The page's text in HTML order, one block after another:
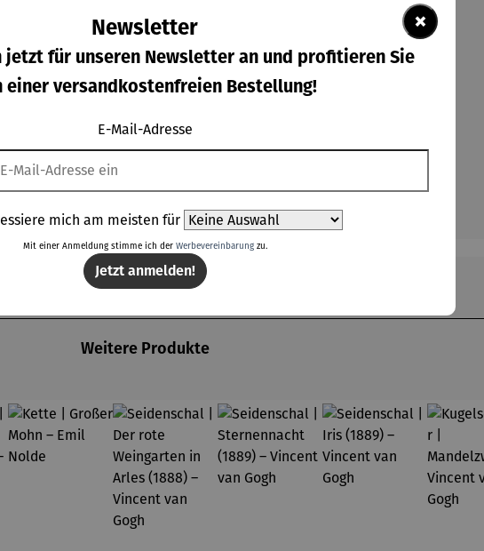
Weitere Produkte
×
Newsletter
jetzt für unseren Newsletter an und profitieren Sie
einer versandkostenfreien Bestellung!
E-Mail-Adresse
mich am meisten für
Mit einer Anmeldung stimme ich der Werbevereinbarungzu.
Jetzt anmelden!